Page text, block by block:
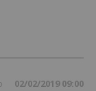
02/02/2019 09:00